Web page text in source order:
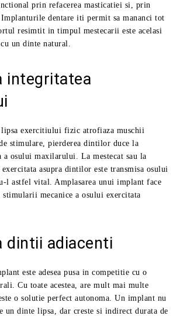
prin refacerea masticatiei si, prin
dentare iti permit sa mananci tot
resimtit in timpul mestecarii este acelasi
un dinte natural.
integritatea
lipsa exercitiului fizic atrofiaza muschii
stimulare, pierderea dintilor duce la
a osului maxilarului. La mestecat sau la
asupra dintilor este transmisa osului
l astfel vital. Amplasarea unui implant face
mecanice a osului exercitata
dintii adiacenti
este adesea pusa in competitie cu o
Cu toate acestea, are mult mai multe
o solutie perfect autonoma. Un implant nu
un dinte lipsa, dar creste si indirect durata de